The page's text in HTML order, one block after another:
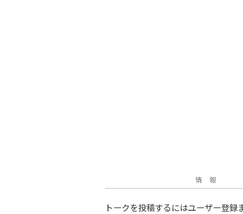
情 報
トークを投稿するにはユーザー登録